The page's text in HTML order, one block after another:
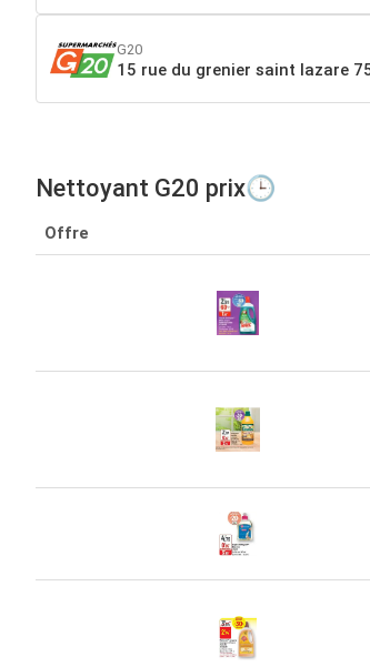
G20
15 rue du grenier saint lazare
Nettoyant G20 prix🕒
Offre